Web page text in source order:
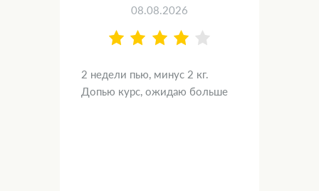
08.08.2026
2 недели пью, минус 2 кг.
Допью курс, ожидаю больше